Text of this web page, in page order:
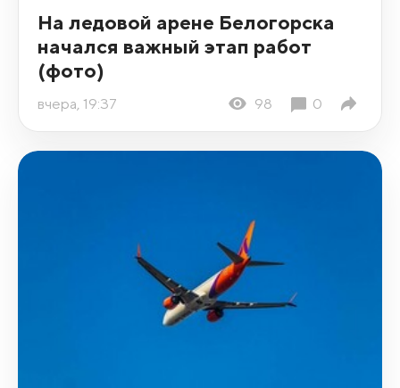
На ледовой арене Белогорска
начался важный этап работ
(фото)
вчера, 19:37 98 0